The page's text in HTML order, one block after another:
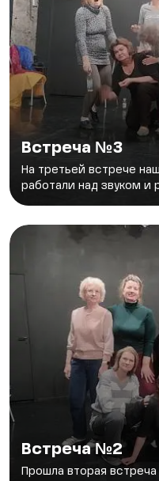
Встреча №3
На третьей встрече
работали над звуком и
Встреча №2
Прошла вторая